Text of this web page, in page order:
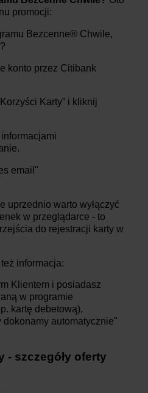
promocji:
Bezcenne® Chwile,
konto przez Citibank
Karty” i kliknij
email"
uprzednio warto wyłączyć
w przeglądarce - to
do rejestracji karty w
informacja:
Klientem i posiadasz
w programie
kartę debetową),
automatycznie"
- szczegóły oferty